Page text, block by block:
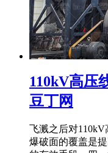
110kV高压
豆丁网
飞溅之后对
爆破面的覆盖是